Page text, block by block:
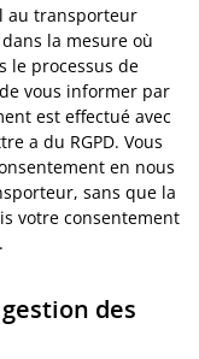
au transporteur
la mesure où
le processus de
vous informer par
est effectué avec
a du RGPD. Vous
en nous
sans que la
votre consentement
des